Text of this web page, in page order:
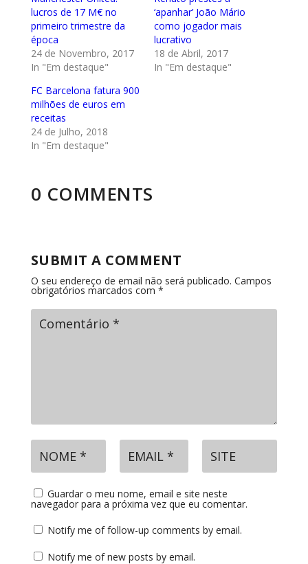
lucros de 17 M€ no
primeiro trimestre da
época
24 de Novembro, 2017
In "Em destaque"
‘apanhar’ João Mário
como jogador mais
lucrativo
18 de Abril, 2017
In "Em destaque"
FC Barcelona fatura 900
milhões de euros em
receitas
24 de Julho, 2018
In "Em destaque"
0 COMMENTS
SUBMIT A COMMENT
O seu endereço de email não será publicado. Campos
obrigatórios marcados com *
Guardar o meu nome, email e site neste
navegador para a próxima vez que eu comentar.
Notify me of follow-up comments by email.
Notify me of new posts by email.